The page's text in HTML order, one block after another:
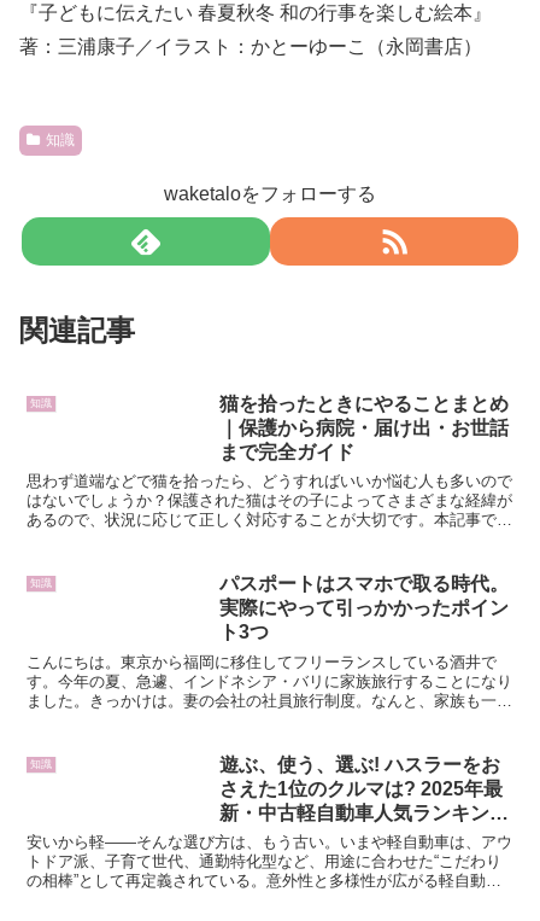
『子どもに伝えたい 春夏秋冬 和の行事を楽しむ絵本』
著：三浦康子／イラスト：かとーゆーこ（永岡書店）
知識
waketaloをフォローする
関連記事
知識
猫を拾ったときにやることまとめ
｜保護から病院・届け出・お世話
まで完全ガイド
思わず道端などで猫を拾ったら、どうすればいいか悩む人も多いので
はないでしょうか？保護された猫はその子によってさまざまな経緯が
あるので、状況に応じて正しく対応することが大切です。本記事で
知識
パスポートはスマホで取る時代。
実際にやって引っかかったポイン
ト3つ
こんにちは。東京から福岡に移住してフリーランスしている酒井で
す。今年の夏、急遽、インドネシア・バリに家族旅行することになり
ました。きっかけは。妻の会社の社員旅行制度。なんと、家族も一緒
知識
遊ぶ、使う、選ぶ! ハスラーをお
さえた1位のクルマは? 2025年最
新・中古軽自動車人気ランキン
グ! 【モーターファンおすすめ中
古車】
安いから軽――そんな選び方は、もう古い。いまや軽自動車は、アウ
トドア派、子育て世代、通勤特化型など、用途に合わせた“こだわり
の相棒”として再定義されている。意外性と多様性が広がる軽自動車